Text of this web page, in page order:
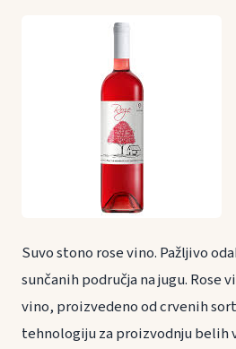
Suvo stono rose vino. Pažljivo
sunčanih područja na jugu. Rose
vino, proizvedeno od crvenih
tehnologiju za proizvodnju belih